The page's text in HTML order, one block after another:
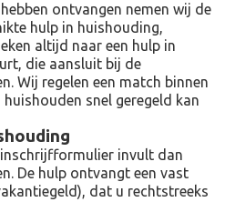
ontvangen nemen wij de
hulp in huishouding,
altijd naar een hulp in
die aansluit bij de
Wij regelen een match binnen
snel geregeld kan
invult dan
De hulp ontvangt een vast
dat u rechtstreeks